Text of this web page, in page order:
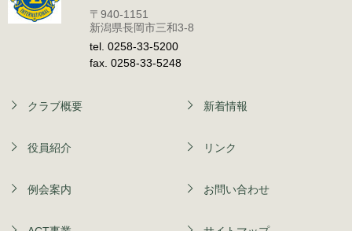
〒940-1151
新潟県長岡市三和3-8
tel. 0258-33-5200
fax. 0258-33-5248
クラブ概要
役員紹介
例会案内
新着情報
リンク
お問い合わせ